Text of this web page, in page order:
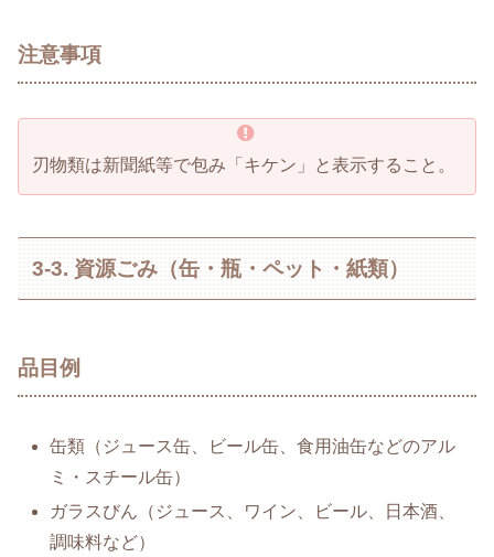
注意事項
刃物類は新聞紙等で包み「キケン」と表示すること。
3-3. 資源ごみ（缶・瓶・ペット・紙類）
品目例
缶類（ジュース缶、ビール缶、食用油缶などのアル
ミ・スチール缶）
ガラスびん（ジュース、ワイン、ビール、日本酒、
調味料など）